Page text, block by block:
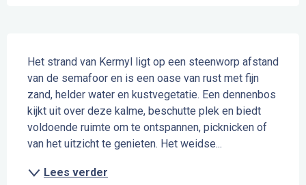
Het strand van Kermyl ligt op een steenworp afstand
van de semafoor en is een oase van rust met fijn
zand, helder water en kustvegetatie. Een dennenbos
kijkt uit over deze kalme, beschutte plek en biedt
voldoende ruimte om te ontspannen, picknicken of
van het uitzicht te genieten. Het weidse...
Lees verder